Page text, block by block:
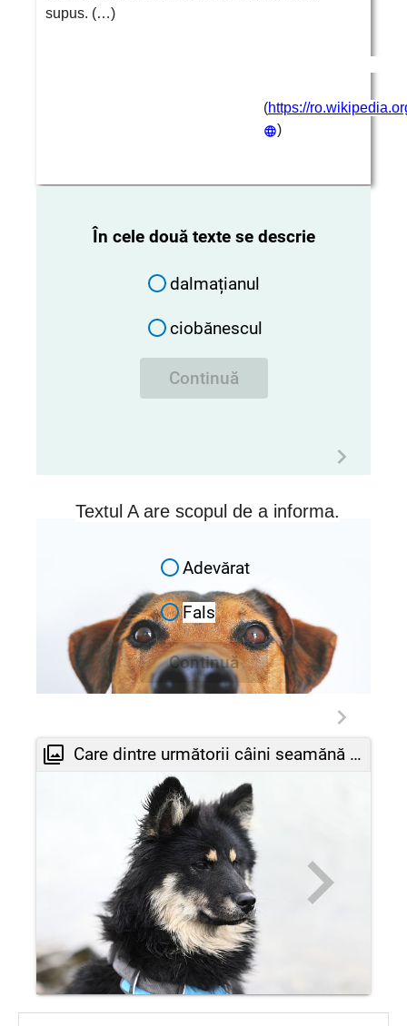
supus. (…)
(https://
)
În cele două texte se descrie
dalmațianul
ciobănescul
Continuă
Textul A are scopul de a informa.
Adevărat
Fals
Continuă
Care dintre următorii câini seamănă cu câinele găsit de Zoe? Argumentează.